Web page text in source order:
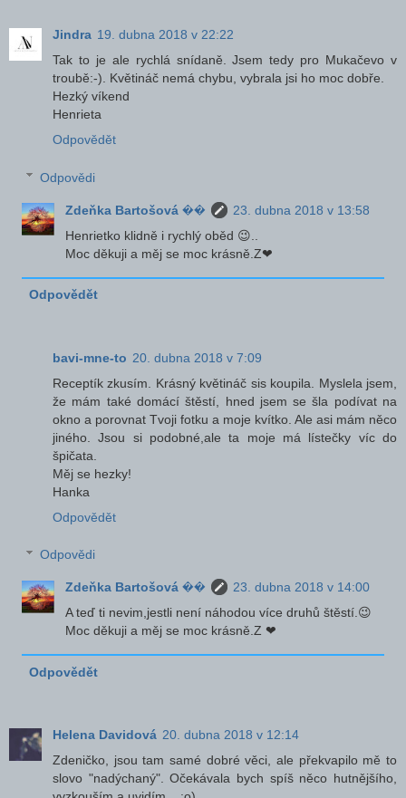
Jindra 19. dubna 2018 v 22:22
Tak to je ale rychlá snídaně. Jsem tedy pro Mukačevo v
troubě:-). Květináč nemá chybu, vybrala jsi ho moc dobře.
Hezký víkend
Henrieta
Odpovědět
Odpovědi
Zdeňka Bartošová ��
23. dubna 2018 v 13:58
Henrietko klidně i rychlý oběd 😉..
Moc děkuji a měj se moc krásně.Z❤
Odpovědět
bavi-mne-to 20. dubna 2018 v 7:09
Receptík zkusím. Krásný květináč sis koupila. Myslela jsem,
že mám také domácí štěstí, hned jsem se šla podívat na
okno a porovnat Tvoji fotku a moje kvítko. Ale asi mám něco
jiného. Jsou si podobné,ale ta moje má lístečky víc do
špičata.
Měj se hezky!
Hanka
Odpovědět
Odpovědi
Zdeňka Bartošová ��
23. dubna 2018 v 14:00
A teď ti nevim,jestli není náhodou více druhů štěstí.😉
Moc děkuji a měj se moc krásně.Z ❤
Odpovědět
Helena Davidová 20. dubna 2018 v 12:14
Zdeničko, jsou tam samé dobré věci, ale překvapilo mě to
slovo "nadýchaný". Očekávala bych spíš něco hutnějšího,